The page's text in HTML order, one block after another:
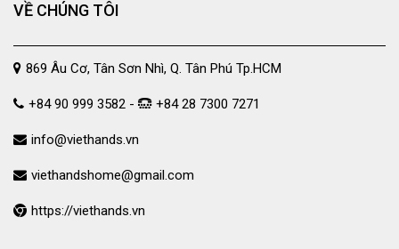
VỀ CHÚNG TÔI
869 Âu Cơ, Tân Sơn Nhì, Q. Tân Phú Tp.HCM
+84 90 999 3582 - +84 28 7300 7271
info@viethands.vn
viethandshome@gmail.com
https://viethands.vn